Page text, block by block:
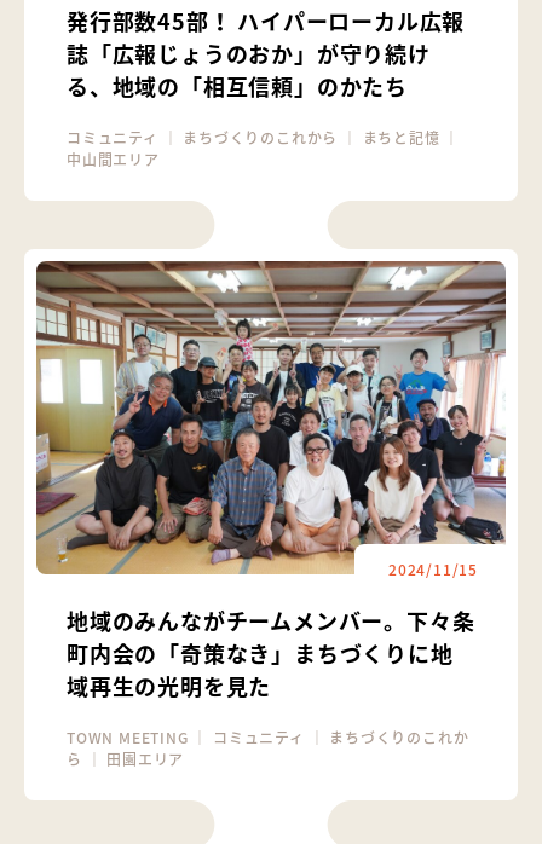
発行部数45部！ ハイパーローカル広報
誌「広報じょうのおか」が守り続け
る、地域の「相互信頼」のかたち
コミュニティ ｜ まちづくりのこれから ｜ まちと記憶 ｜
中山間エリア
2024/11/15
地域のみんながチームメンバー。下々条
町内会の「奇策なき」まちづくりに地
域再生の光明を見た
TOWN MEETING ｜ コミュニティ ｜ まちづくりのこれか
ら
｜ 田園エリア